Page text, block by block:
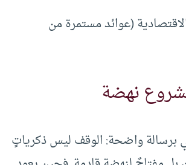
(عوائد مستمرة من
نهضة
برسالة واضحة: الوقف ليس ذكرياتٍ